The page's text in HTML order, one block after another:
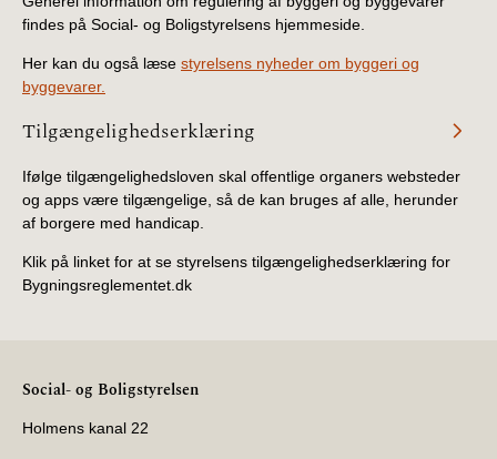
findes på Social- og Boligstyrelsens hjemmeside.
Her kan du også læse styrelsens nyheder om byggeri og
byggevarer.
Tilgængelighedserklæring
Ifølge tilgængelighedsloven skal offentlige organers websteder
og apps være tilgængelige, så de kan bruges af alle, herunder
af borgere med handicap.
Klik på linket for at se styrelsens tilgængelighedserklæring for
Bygningsreglementet.dk
Social- og Boligstyrelsen
Holmens kanal 22